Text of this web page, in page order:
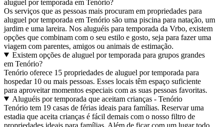
aluguel por temporada em Tenório?
Os serviços que as pessoas mais procuram em propriedades para
aluguel por temporada em Tenório são uma piscina para natação, um
jardim e uma lareira. Nos aluguéis para temporada da Vrbo, existem
opções que combinam com o seu estilo e gosto, seja para fazer uma
viagem com parentes, amigos ou animais de estimação.
Existem opções de aluguel por temporada para grupos grandes
em Tenório?
Tenório oferece 15 propriedades de aluguel por temporada para
hospedar 10 ou mais pessoas. Esses locais têm espaço suficiente
para aproveitar momentos especiais com as suas pessoas favoritas.
Aluguéis por temporada que aceitam crianças - Tenório
Tenório tem 19 casas de férias ideais para famílias. Reservar uma
estadia que aceita crianças é fácil demais com o nosso filtro de
propriedades ideais para famílias. Além de ficar com um lugar todo